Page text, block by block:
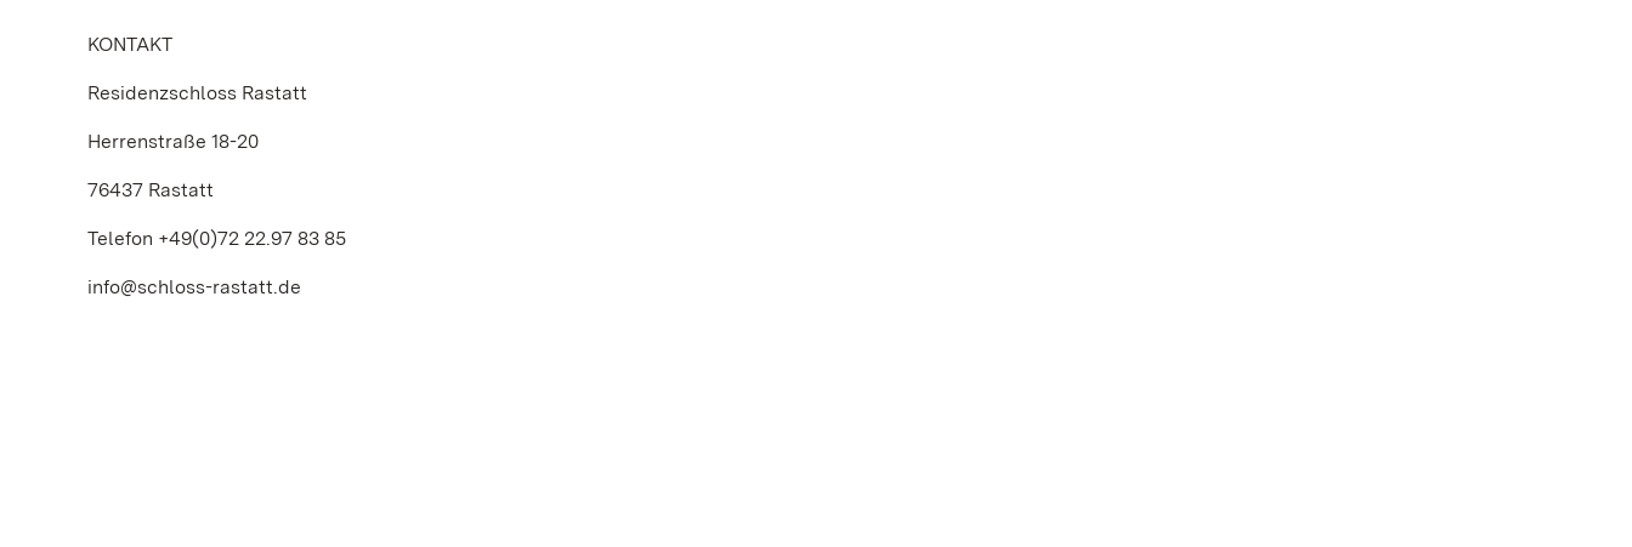
KONTAKT
Residenzschloss Rastatt
Herrenstraße 18-20
76437 Rastatt
Telefon +49(0)72 22.97 83 85
info@schloss-rastatt.de